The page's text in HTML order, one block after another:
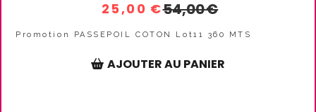
25,00 €54,00€
Promotion PASSEPOIL COTON Lot11 360 MTS
AJOUTER AU PANIER